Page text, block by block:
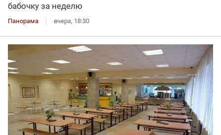
бабочку за неделю
Панорама вчера, 18:30